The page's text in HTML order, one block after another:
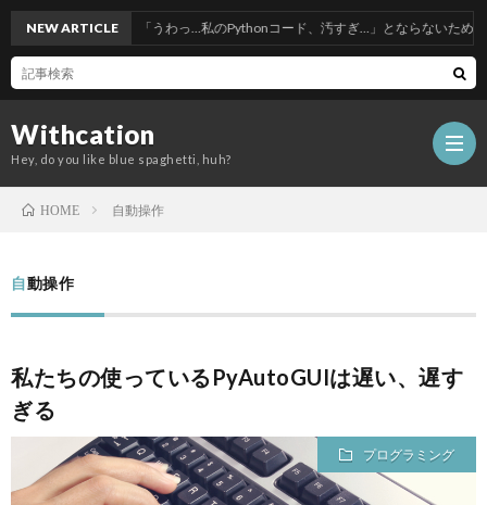
Withcation
Hey, do you like blue spaghetti, huh?
NEW ARTICLE
「うわっ…私のPythonコード、汚すぎ…」とならないためのリーダブル
HOME 自動操作
自動操作
私たちの使っているPyAutoGUIは遅い、遅す
ぎる
プログラミング